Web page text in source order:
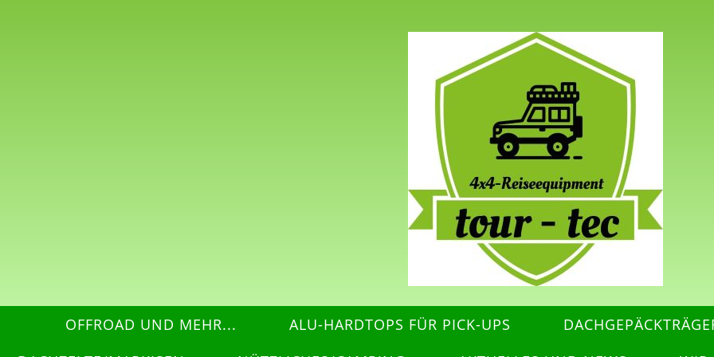
OFFROAD UND MEHR... ALU-HARDTOPS FÜR PICK-UPS